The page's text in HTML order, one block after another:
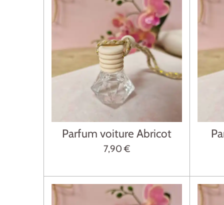
Parfum voiture Abricot
7,90 €